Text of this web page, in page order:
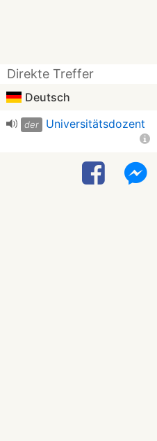
Direkte Treffer
Deutsch
der Universitätsdozent